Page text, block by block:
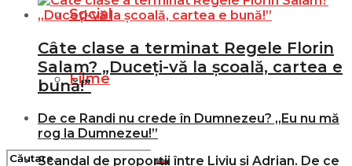
Social
Filme
Câte clase a terminat Regele Florin
Salam? „Duceți-vă la școală, cartea e
bună!”
De ce Randi nu crede în Dumnezeu? „Eu nu mă
rog la Dumnezeu!”
Scandal de proporții între Liviu și Adrian. De ce